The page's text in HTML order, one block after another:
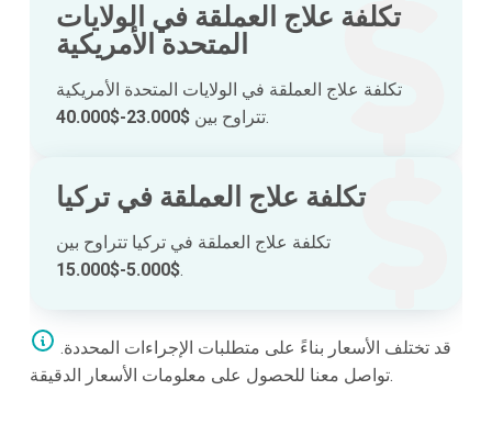
تكلفة علاج العملقة في الولايات
المتحدة الأمريكية
تكلفة علاج العملقة في الولايات المتحدة الأمريكية
تتراوح بين$23.000-$40.000 .
تكلفة علاج العملقة في تركيا
تكلفة علاج العملقة في تركيا تتراوح بين
$5.000-$15.000.
تواصل معنا للحصول على معلومات الأسعار الدقيقة.